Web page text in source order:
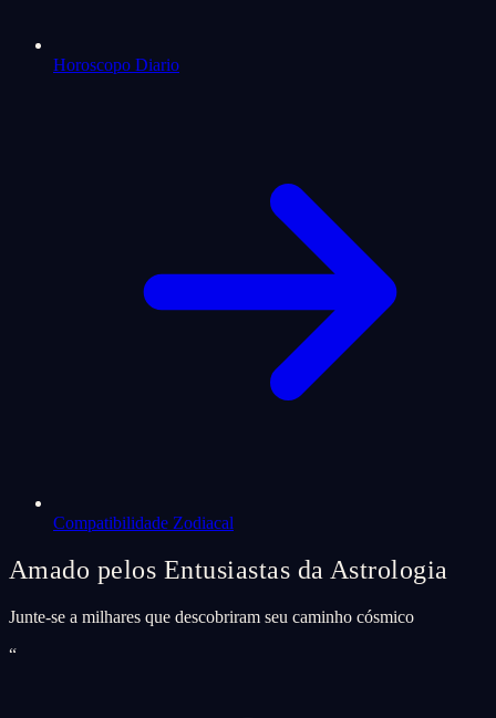
Horoscopo Diario
Compatibilidade Zodiacal
Amado pelos Entusiastas da Astrologia
Junte-se a milhares que descobriram seu caminho cósmico
“